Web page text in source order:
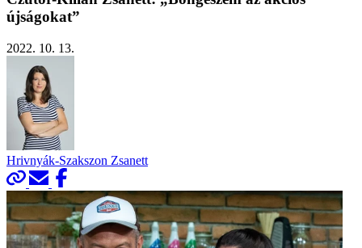
újságokat”
2022. 10. 13.
Hrivnyák-Szakszon Zsanett